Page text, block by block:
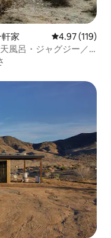
家 レビュー119
4.97 (119)
風呂・ジャグジー／